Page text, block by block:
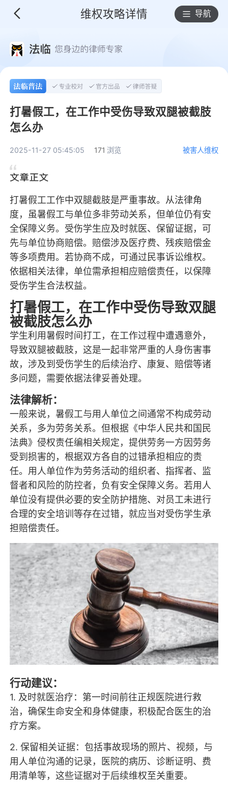
维权攻略详情 导航
打暑假工，在工作中受伤导致双腿被截肢
怎么办
2025-11-27 05:45:05 171 浏览 被害人维权
打暑假工工作中双腿截肢是严重事故。从法律角
度，虽暑假工与单位多非劳动关系，但单位仍有安
全保障义务。受伤学生应及时就医、保留证据，可
先与单位协商赔偿。赔偿涉及医疗费、残疾赔偿金
等多项费用。若协商不成，可通过民事诉讼维权。
依据相关法律，单位需承担相应赔偿责任，以保障
受伤学生合法权益。
打暑假工，在工作中受伤导致双腿
被截肢怎么办
学生利用暑假时间打工，在工作过程中遭遇意外，
导致双腿被截肢，这是一起非常严重的人身伤害事
故，涉及到受伤学生的后续治疗、康复、赔偿等诸
多问题，需要依据法律妥善处理。
法律解析：
一般来说，暑假工与用人单位之间通常不构成劳动
关系，多为劳务关系。但根据《中华人民共和国民
法典》侵权责任编相关规定，提供劳务一方因劳务
受到损害的，根据双方各自的过错承担相应的责
任。用人单位作为劳务活动的组织者、指挥者、监
督者和风险的防控者，负有安全保障义务。若用人
单位没有提供必要的安全防护措施、对员工未进行
合理的安全培训等存在过错，就应当对受伤学生承
担赔偿责任。
行动建议：
1. 及时就医治疗：第一时间前往正规医院进行救
治，确保生命安全和身体健康，积极配合医生的治
疗方案。
2. 保留相关证据：包括事故现场的照片、视频，与
用人单位沟通的记录，医院的病历、诊断证明、费
用清单等，这些证据对于后续维权至关重要。